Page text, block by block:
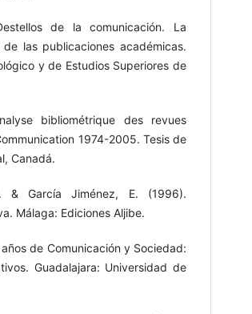
de la comunicación. La
las publicaciones académicas.
y de Estudios Superiores de
bibliométrique des revues
1974-2005. Tesis de
Canadá.
& García Jiménez, E. (1996).
Málaga: Ediciones Aljibe.
de Comunicación y Sociedad:
Guadalajara: Universidad de